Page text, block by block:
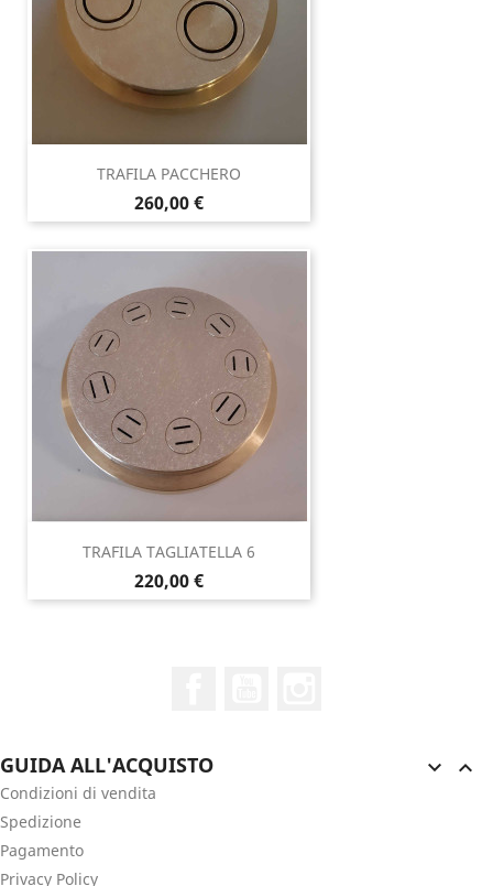
TRAFILA PACCHERO
Prezzo
260,00 €
TRAFILA TAGLIATELLA 6
Prezzo
220,00 €
GUIDA ALL'ACQUISTO  
Condizioni di vendita
Spedizione
Pagamento
Privacy Policy